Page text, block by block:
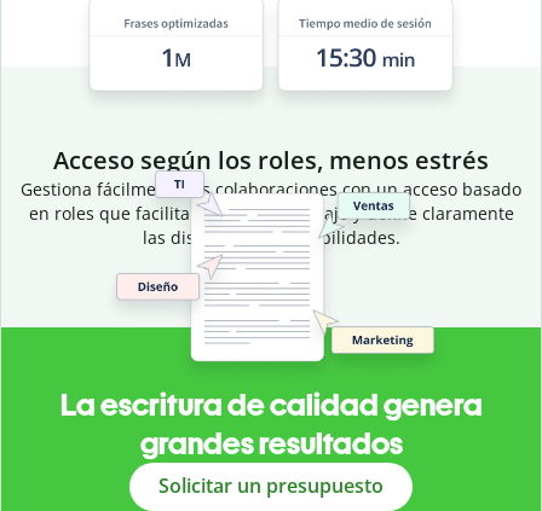
Acceso según los roles, menos estrés
Gestiona fácilmente las colaboraciones con un acceso basado
en roles que facilita del flujo de trabajo y define claramente
las distintas responsabilidades.
La escritura de calidad genera
grandes resultados
Solicitar un presupuesto